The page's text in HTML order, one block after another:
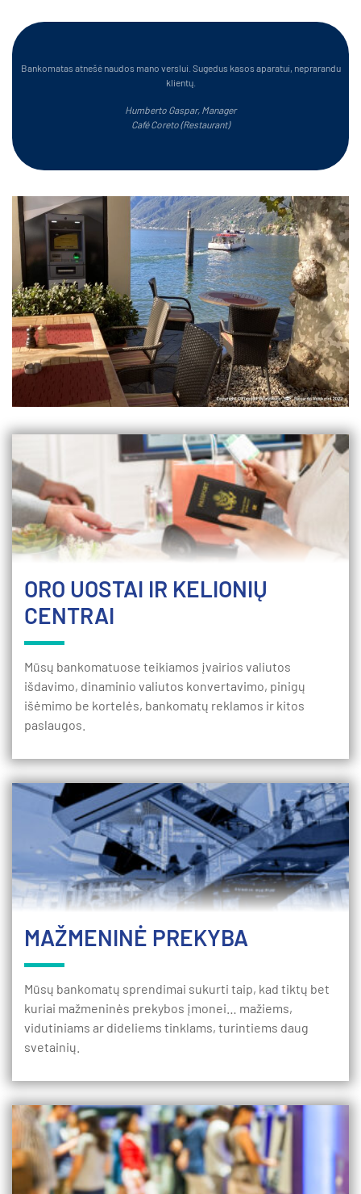
Bankomatas atnešė naudos mano verslui. Sugedus kasos aparatui, neprarandu
klientų.
Humberto Gaspar, Manager
Café Coreto (Restaurant)
ORO UOSTAI IR KELIONIŲ
CENTRAI
Mūsų bankomatuose teikiamos įvairios valiutos
išdavimo, dinaminio valiutos konvertavimo, pinigų
išėmimo be kortelės, bankomatų reklamos ir kitos
paslaugos.
MAŽMENINĖ PREKYBA
Mūsų bankomatų sprendimai sukurti taip, kad tiktų bet
kuriai mažmeninės prekybos įmonei… mažiems,
vidutiniams ar dideliems tinklams, turintiems daug
svetainių.